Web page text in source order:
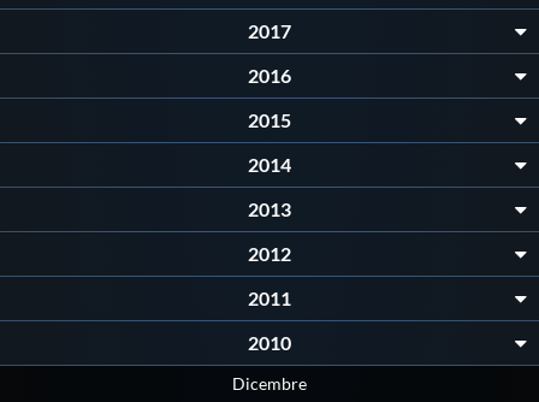
2017
2016
2015
2014
2013
2012
2011
2010
Dicembre